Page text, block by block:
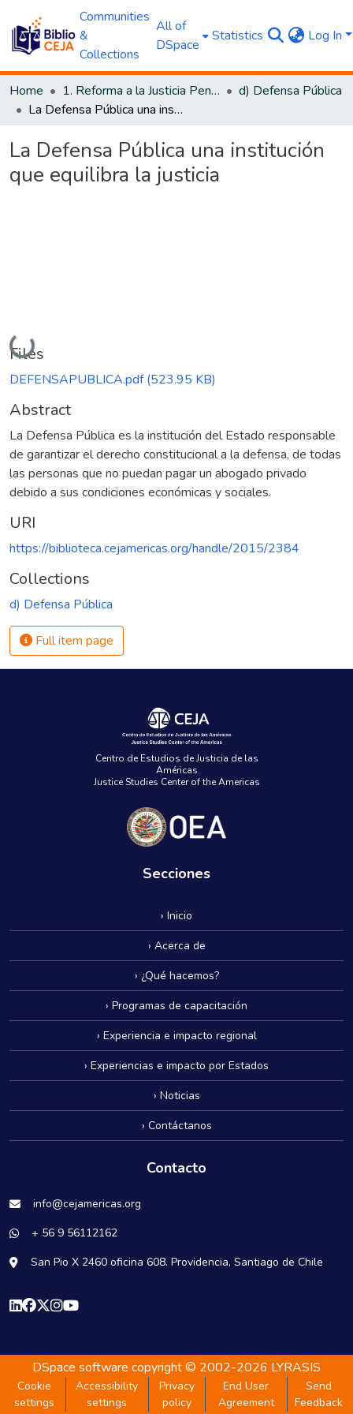
Communities
&
Collections
All of
DSpace
Statistics Log In
Home 1. Reforma a la Justicia Penal
d) Defensa Pública
La Defensa Pública una institución que equilibra la justicia
La Defensa Pública una institución
que equilibra la justicia
Loading...
Files
DEFENSAPUBLICA.pdf(523.95 KB)
Abstract
La Defensa Pública es la institución del Estado responsable
de garantizar el derecho constitucional a la defensa, de todas
las personas que no puedan pagar un abogado privado
debido a sus condiciones económicas y sociales.
URI
https://biblioteca.cejamericas.org/handle/2015/2384
Collections
d) Defensa Pública
Full item page
Centro de Estudios de Justicia de las
Américas
Justice Studies Center of the Americas
Secciones
› Inicio
› Acerca de
› ¿Qué hacemos?
› Programas de capacitación
› Experiencia e impacto regional
› Experiencias e impacto por Estados
› Noticias
› Contáctanos
Contacto
info@cejamericas.org
+ 56 9 56112162
San Pio X 2460 oficina 608. Providencia, Santiago de Chile
DSpace software copyright © 2002-2026 LYRASIS
Cookie
settings
Accessibility
settings
Privacy
policy
End User
Agreement
Send
Feedback